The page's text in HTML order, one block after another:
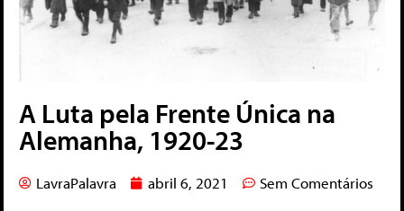
A Luta pela Frente Única na
Alemanha, 1920-23
LavraPalavra abril 6, 2021 Sem Comentários